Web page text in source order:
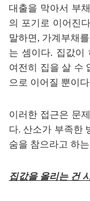
대출을 막아서 부
의 포기로 이어진
말하면 , 가계부채
는 셈이다. 집값이
여전히 집을 살 수
으로 이어질 뿐이다
이러한 접근은 문
다.산소가 부족한
숨을 참으라고 하
집값을 올리는 건